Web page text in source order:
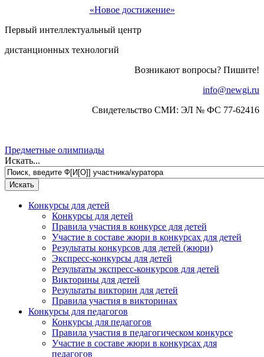
«Новое достижение»
Первый интеллектуальный центр
дистанционных технологий
Возникают вопросы? Пишите!
info@newgi.ru
Свидетельство СМИ: ЭЛ № ФС 77-62416
Предметные олимпиады
Искать...
Конкурсы для детей
Конкурсы для детей
Правила участия в конкурсе для детей
Участие в составе жюри в конкурсах для детей
Результаты конкурсов для детей (жюри)
Экспресс-конкурсы для детей
Результаты экспресс-конкурсов для детей
Викторины для детей
Результаты викторин для детей
Правила участия в викторинах
Конкурсы для педагогов
Конкурсы для педагогов
Правила участия в педагогическом конкурсе
Участие в составе жюри в конкурсах для
педагогов